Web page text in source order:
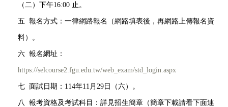
（二）下午16:00 止。
五 報名方式：一律網路報名（網路填表後，再網路上傳報名資
料）。
六 報名網址：
https://selcourse2.fgu.edu.tw/web_exam/std_login.aspx
七 面試日期：114年11月29日 （六）。
八 報考資格及考試科目：詳見招生簡章（簡章下載請看下面連